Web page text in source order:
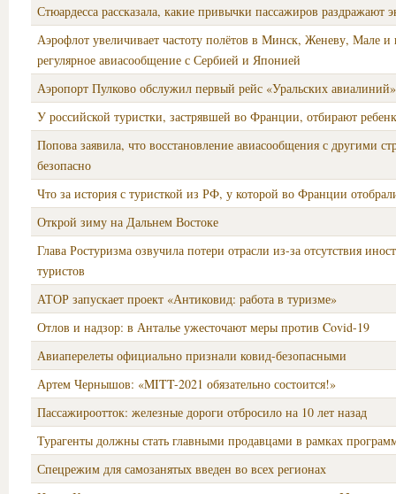
Стюардесса рассказала, какие привычки пассажиров раздражают
Аэрофлот увеличивает частоту полётов в Минск, Женеву, Мале и
регулярное авиасообщение с Сербией и Японией
Аэропорт Пулково обслужил первый рейс «Уральских
У российской туристки, застрявшей во Франции, отбирают
Попова заявила, что восстановление авиасообщения с другими
безопасно
Что за история с туристкой из РФ, у которой во Франции
Открой зиму на Дальнем Востоке
Глава Ростуризма озвучила потери отрасли из-за отсутствия
туристов
АТОР запускает проект «Антиковид: работа в туризме»
Отлов и надзор: в Анталье ужесточают меры против Covid-19
Авиаперелеты официально признали ковид-безопасными
Артем Чернышов: «MITT-2021 обязательно состоится!»
Пассажироотток: железные дороги отбросило на 10 лет назад
Турагенты должны стать главными продавцами в рамках
Спецрежим для самозанятых введен во всех регионах